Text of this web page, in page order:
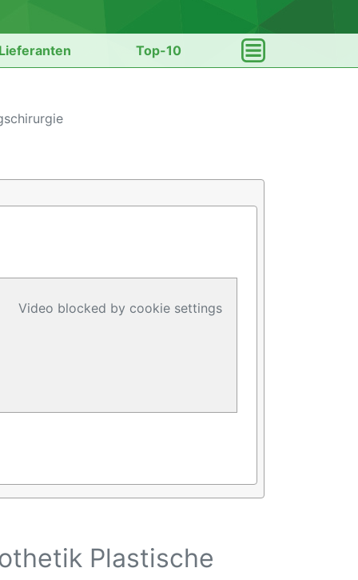
Lieferanten Top-10
Video blocked by cookie settings
Plastische